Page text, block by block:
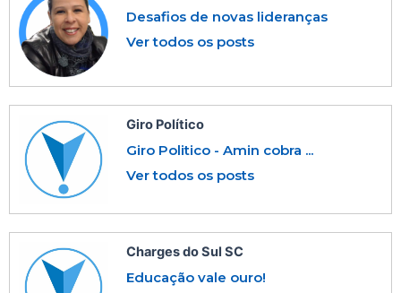
Desafios de novas lideranças
Ver todos os posts
Giro Político
Giro Politico - Amin cobra ...
Ver todos os posts
Charges do Sul SC
Educação vale ouro!